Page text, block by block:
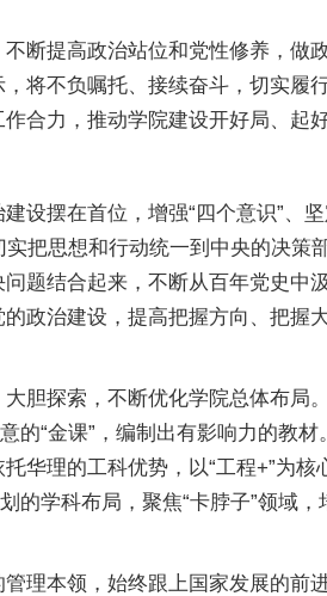
断提高政治站位和党性修养，做
将不负嘱托、接续奋斗，切实履
合力，推动学院建设开好局、起好
设摆在首位，增强“四个意识”、坚
把思想和行动统一到中央的决策
题结合起来，不断从百年党史中
政治建设，提高把握方向、把握
胆探索，不断优化学院总体布局
的“金课”，编制出有影响力的教材
华理的工科优势，以“工程+”为核
的学科布局，聚焦“卡脖子”领域，
理本领，始终跟上国家发展的前